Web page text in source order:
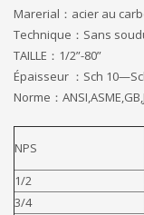
Marerial：acier au
Technique：Sans
TAILLE：1/2”-80”
Épaisseur ：Sch
Norme：
NPS
1/2
3/4